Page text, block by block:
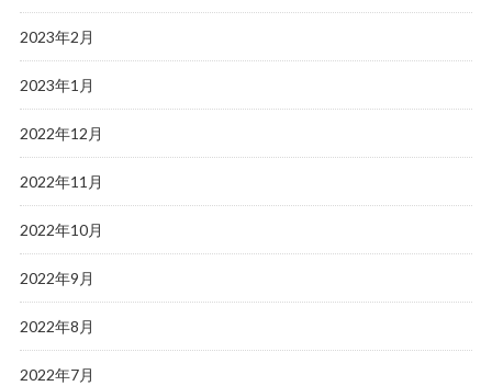
2023年2月
2023年1月
2022年12月
2022年11月
2022年10月
2022年9月
2022年8月
2022年7月